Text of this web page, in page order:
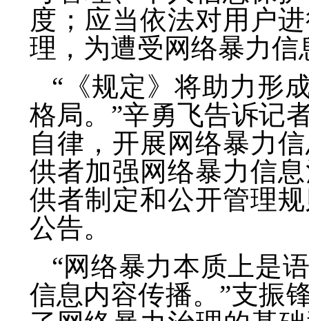
度；应当依法对用户
理，为遭受网络暴力
“《规定》将助力形
格局。”辛勇飞告诉记
自律，开展网络暴力
供者加强网络暴力信
供者制定和公开管理
公告。
“网络暴力本质上是
信息内容传播。”支振